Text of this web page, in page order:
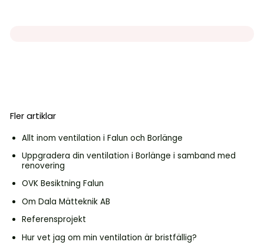
Fler artiklar
Allt inom ventilation i Falun och Borlänge
Uppgradera din ventilation i Borlänge i samband med
renovering
OVK Besiktning Falun
Om Dala Mätteknik AB
Referensprojekt
Hur vet jag om min ventilation är bristfällig?